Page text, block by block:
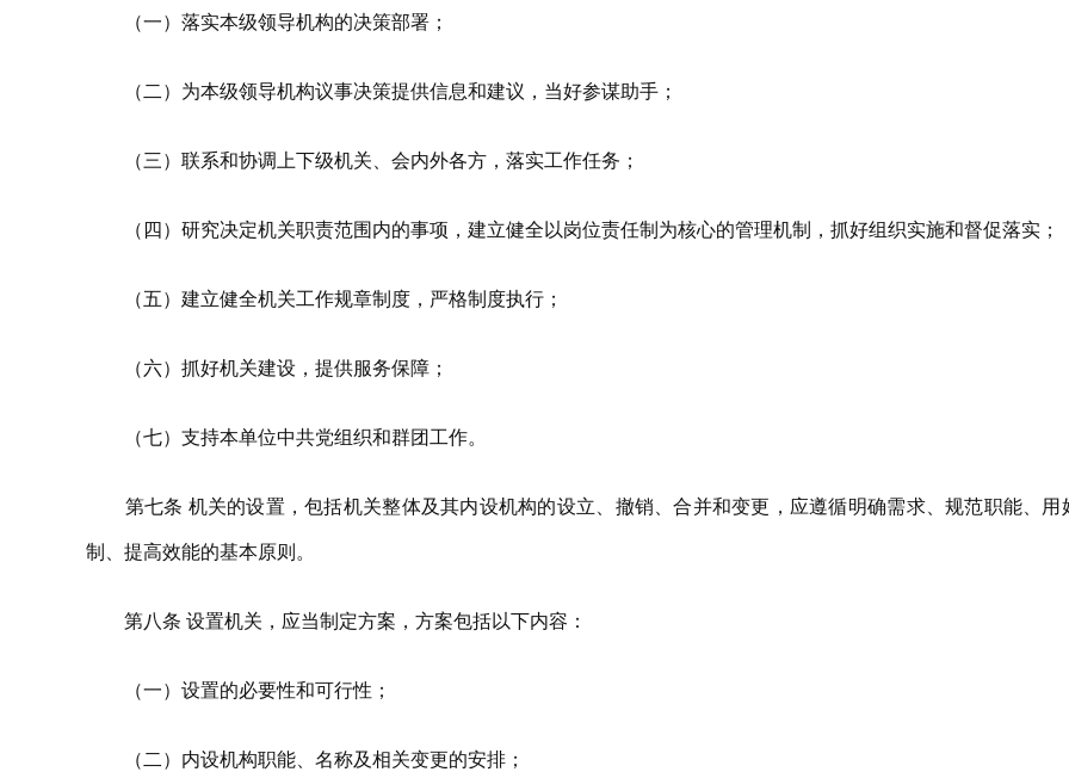
（一）落实本级领导机构的决策部署；
（二）为本级领导机构议事决策提供信息和建议，当好参谋助手；
（三）联系和协调上下级机关、会内外各方，落实工作任务；
（四）研究决定机关职责范围内的事项，建立健全以岗位责任制为核心的管理机制，抓好组织实施和督促落实；
（五）建立健全机关工作规章制度，严格制度执行；
（六）抓好机关建设，提供服务保障；
（七）支持本单位中共党组织和群团工作。
第七条 机关的设置，包括机关整体及其内设机构的设立、撤销、合并和变更，应遵循明确需求、规范职能、用
制、提高效能的基本原则。
第八条 设置机关，应当制定方案，方案包括以下内容：
（一）设置的必要性和可行性；
（二）内设机构职能、名称及相关变更的安排；